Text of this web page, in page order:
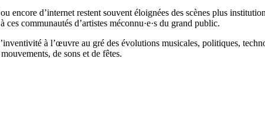
encore d’internet restent souvent éloignées des scènes plus
communautés d’artistes méconnu·e·s du grand public.
à l’œuvre au gré des évolutions musicales, politiques,
de sons et de fêtes.